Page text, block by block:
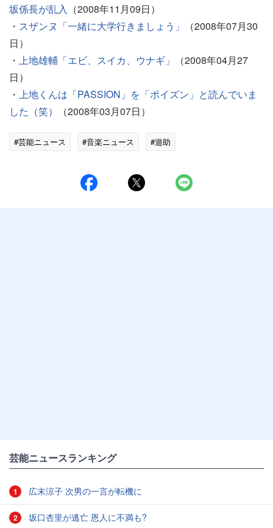
坂係長が乱入 （2008年11月09日）
・ スザンヌ「一緒に大学行きましょう」
（2008年07月30
日）
・ 上地雄輔「エビ、スイカ、ウナギ」
（2008年04月27
日）
・ 上地くんは「PASSION」を「ポイズン」と読んでいま
した（笑）
（2008年03月07日）
#芸能ニュース #音楽ニュース #遊助
芸能ニュースランキング
1 広末涼子 次男の一言が転機に
2 坂口杏里が逃亡 恩人に不満も?